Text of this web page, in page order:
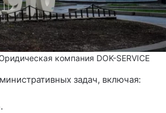
компания DOK-SERVICE
задач, включая: